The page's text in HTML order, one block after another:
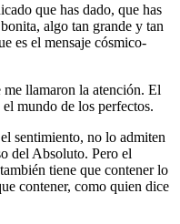
que has dado, que has
algo tan grande y tan
es el mensaje cósmico-
me llamaron la atención. El
mundo de los perfectos.
sentimiento, no lo admiten
del Absoluto. Pero el
tiene que contener lo
contener, como quien dice